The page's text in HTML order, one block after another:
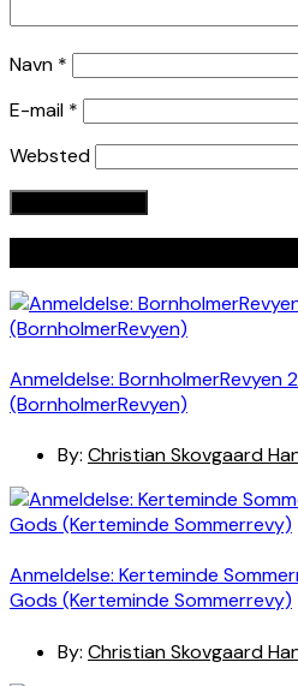
Navn *
E-mail *
Websted
Anmeldelse: BornholmerRevyen
(BornholmerRevyen)
By: Christian Skovgaard
Anmeldelse: Kerteminde
Gods (Kerteminde Sommerrevy)
By: Christian Skovgaard